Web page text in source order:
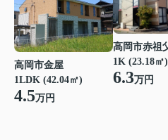
高岡市金屋
1LDK (42.04㎡)
4.5万円
高岡市赤祖
1K (23.18㎡)
6.3万円